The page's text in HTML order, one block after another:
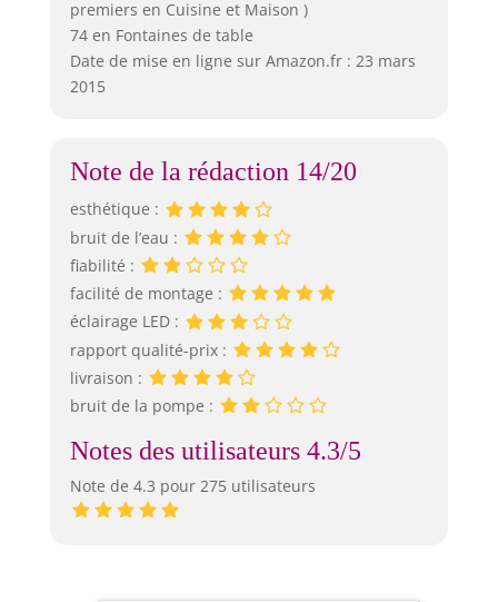
premiers en Cuisine et Maison )
74 en Fontaines de table
Date de mise en ligne sur Amazon.fr : 23 mars
2015
Note de la rédaction 14/20
esthétique :
bruit de l’eau :
fiabilité :
facilité de montage :
éclairage LED :
rapport qualité-prix :
livraison :
bruit de la pompe :
Notes des utilisateurs 4.3/5
Note de 4.3 pour 275 utilisateurs